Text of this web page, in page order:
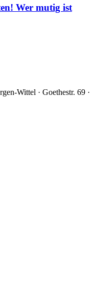
Wer mutig ist
Wittel · Goethestr. 69 ·